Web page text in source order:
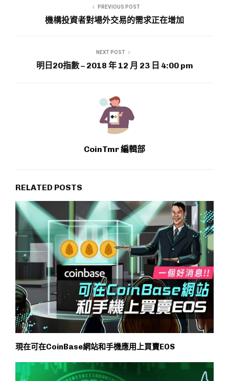
PREVIOUS POST
機構投資者對場外交易的需求正在增加
NEXT POST
明日20指數 – 2018 年 12 月 23 日 4:00 pm
CoinTmr 編輯部
RELATED POSTS
現在可在CoinBase網站和手機應用上買賣EOS